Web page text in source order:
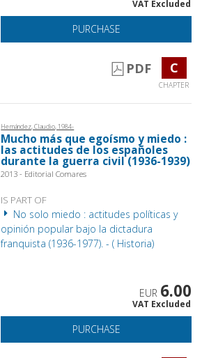
VAT Excluded
PURCHASE
PDF C
CHAPTER
Hernández, Claudio, 1984-
Mucho más que egoísmo y miedo :
las actitudes de los españoles
durante la guerra civil (1936-1939)
2013 - Editorial Comares
IS PART OF
No solo miedo : actitudes políticas y
opinión popular bajo la dictadura
franquista (1936-1977). - ( Historia)
EUR 6.00
VAT Excluded
PURCHASE